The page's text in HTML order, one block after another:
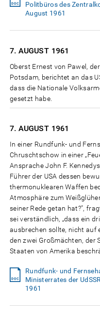
Politbüros des
August 1961
7. AUGUST 1961
Oberst Ernest von Pawel,
Potsdam, berichtet an das
dass die Nationale
gesetzt habe.
7. AUGUST 1961
In einer Rundfunk- und
Chruschtschow in einer
Ansprache John F.
Führer der USA dessen
thermonuklearen Waffen
Atmosphäre zum
seiner Rede getan hat?",
sei verständlich, „dass ein
ausbrechen sollte, nicht auf
den zwei Großmächten, der
Staaten von Amerika
Rundfunk- und
Ministerrates der
1961